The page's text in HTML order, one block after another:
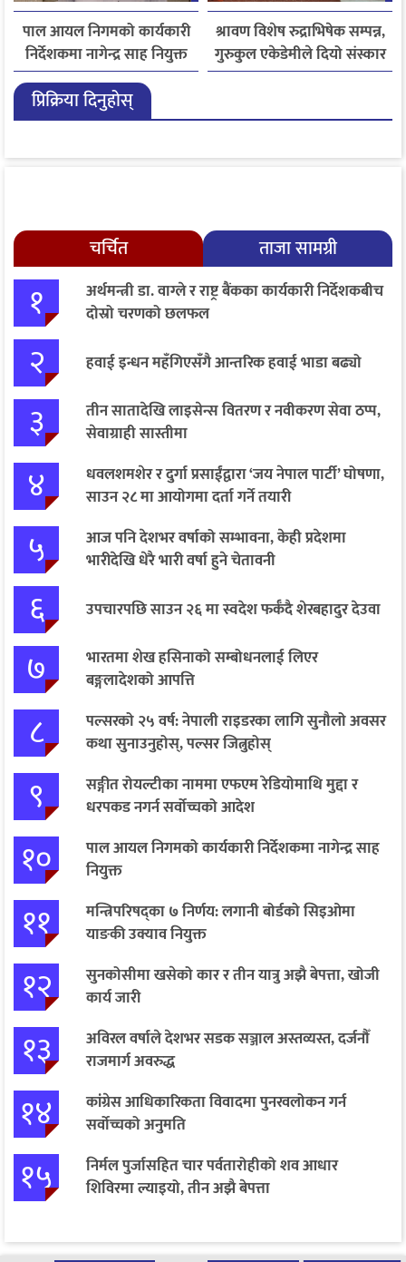
पाल आयल निगमको कार्यकारी
निर्देशकमा नागेन्द्र साह नियुक्त
श्रावण विशेष रुद्राभिषेक सम्पन्न,
गुरुकुल एकेडेमीले दियो संस्कार
र नैतिक शिक्षाको सन्देश
प्रिक्रिया दिनुहोस्
चर्चित ताजा सामग्री
१
अर्थमन्त्री डा. वाग्ले र राष्ट्र बैंकका कार्यकारी निर्देशकबीच
दोस्रो चरणको छलफल
२ हवाई इन्धन महँगिएसँगै आन्तरिक हवाई भाडा बढ्यो
३
तीन सातादेखि लाइसेन्स वितरण र नवीकरण सेवा ठप्प,
सेवाग्राही सास्तीमा
४
धवलशमशेर र दुर्गा प्रसाईंद्वारा ‘जय नेपाल पार्टी’ घोषणा,
साउन २८ मा आयोगमा दर्ता गर्ने तयारी
५
आज पनि देशभर वर्षाको सम्भावना, केही प्रदेशमा
भारीदेखि धेरै भारी वर्षा हुने चेतावनी
६ उपचारपछि साउन २६ मा स्वदेश फर्कँदै शेरबहादुर देउवा
७
भारतमा शेख हसिनाको सम्बोधनलाई लिएर
बङ्गलादेशको आपत्ति
८
पल्सरको २५ वर्ष: नेपाली राइडरका लागि सुनौलो अवसर
कथा सुनाउनुहोस्, पल्सर जित्नुहोस्
९
सङ्गीत रोयल्टीका नाममा एफएम रेडियोमाथि मुद्दा र
धरपकड नगर्न सर्वोच्चको आदेश
१०
पाल आयल निगमको कार्यकारी निर्देशकमा नागेन्द्र साह
नियुक्त
११
मन्त्रिपरिषद्का ७ निर्णय: लगानी बोर्डको सिइओमा
याङकी उक्याव नियुक्त
१२
सुनकोसीमा खसेको कार र तीन यात्रु अझै बेपत्ता, खोजी
कार्य जारी
१३
अविरल वर्षाले देशभर सडक सञ्जाल अस्तव्यस्त, दर्जनौँ
राजमार्ग अवरुद्ध
१४
कांग्रेस आधिकारिकता विवादमा पुनरवलोकन गर्न
सर्वोच्चको अनुमति
१५
निर्मल पुर्जासहित चार पर्वतारोहीको शव आधार
शिविरमा ल्याइयो, तीन अझै बेपत्ता